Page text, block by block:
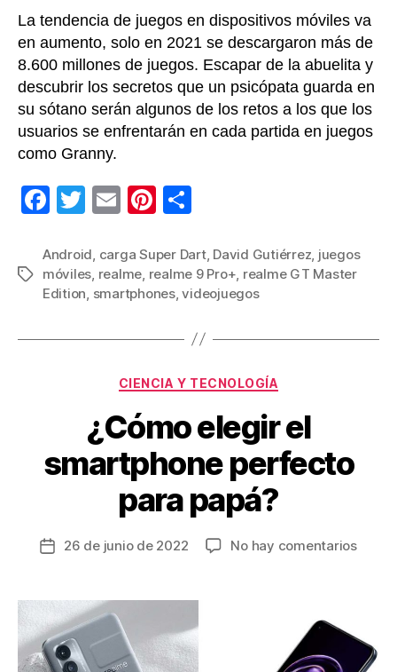
La tendencia de juegos en dispositivos móviles va
en aumento, solo en 2021 se descargaron más de
8.600 millones de juegos. Escapar de la abuelita y
descubrir los secretos que un psicópata guarda en
su sótano serán algunos de los retos a los que los
usuarios se enfrentarán en cada partida en juegos
como Granny.
F
c
e
o
T
tt
er
E
ail
Pi
er
e
m
p
tir
Etiquetas
Android, carga Super Dart, David Gutiérrez, juegos
móviles, realme, realme 9 Pro+, realme GT Master
Edition, smartphones,videojuegos
Categorías
CIENCIA Y TECNOLOGÍA
¿Cómo elegir el
smartphone perfecto
para papá?
Fecha
entrada
26 de junio de 2022 No hay comentariosen
para